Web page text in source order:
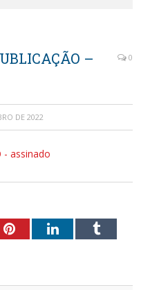
–
0
DE 2022
- assinado
PinterestLinkedInTumblr